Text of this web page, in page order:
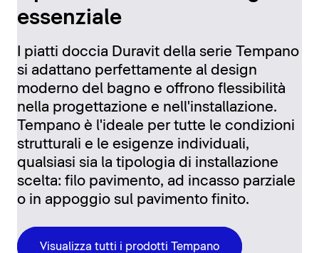
essenziale
I piatti doccia Duravit della serie Tempano
si adattano perfettamente al design
moderno del bagno e offrono flessibilità
nella progettazione e nell'installazione.
Tempano è l'ideale per tutte le condizioni
strutturali e le esigenze individuali,
qualsiasi sia la tipologia di installazione
scelta: filo pavimento, ad incasso parziale
o in appoggio sul pavimento finito.
Visualizza tutti i prodotti Tempano